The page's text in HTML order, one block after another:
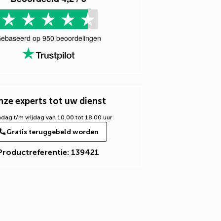
op 950 beoordelingen
experts tot uw dienst
t/m vrijdag van 10.00 tot 18.00 uur
Gratis teruggebeld worden
139421